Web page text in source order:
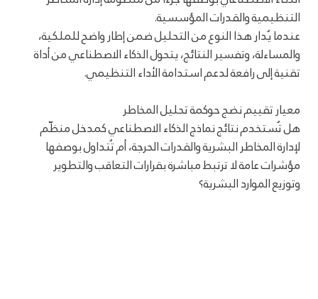
التنظيمية والقدرات المؤسسية.
عندما يُدار هذا النوع من التحليل ضمن إطار واضح للملكية،
والمساءلة، وتفسير النتائج، يتحول الذكاء الاصطناعي من أداة
تقنية إلى رافعة لدعم استدامة الأداء التنظيمي.
معيار تقييم نضج حوكمة تحليل المخاطر
هل تُستخدم نتائج نماذج الذكاء الاصطناعي كمدخل منظّم
لإدارة المخاطر البشرية والقدرات الحرجة، أم تُتداول بوصفها
مؤشرات عامة لا ترتبط مباشرة بقرارات التعاقب والتطوير
وتوزيع الموارد البشرية؟